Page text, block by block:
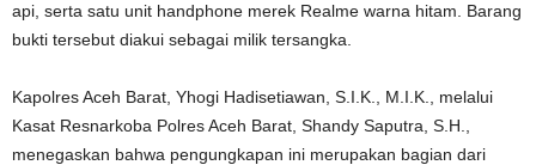
api, serta satu unit handphone merek Realme warna hitam. Barang
bukti tersebut diakui sebagai milik tersangka.
Kapolres Aceh Barat, Yhogi Hadisetiawan, S.I.K., M.I.K., melalui
Kasat Resnarkoba Polres Aceh Barat, Shandy Saputra, S.H.,
menegaskan bahwa pengungkapan ini merupakan bagian dari